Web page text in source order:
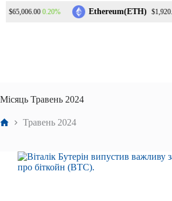
0.20% Ethereum(ETH) $1,920.82
Місяць Травень 2024
Головна
Травень 2024